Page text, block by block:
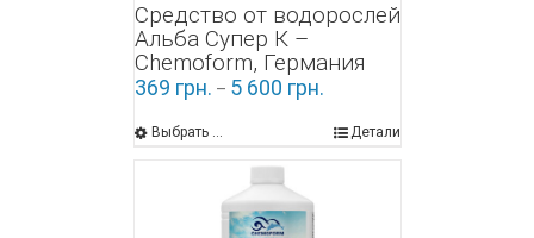
Средство от водорослей
Альба Супер К –
Chemoform, Германия
369 грн. – 5 600 грн.
Выбрать ... Детали